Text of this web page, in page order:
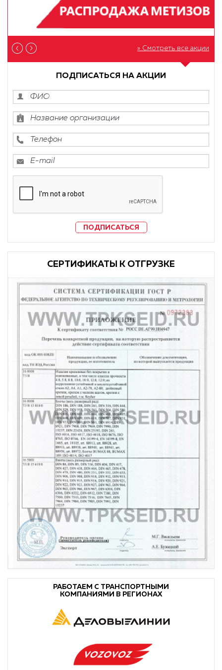
» Смотреть все акции
ПОДПИСАТЬСЯ НА АКЦИИ
ПОДПИСАТЬСЯ
CЕРТИФИКАТЫ К ОТГРУЗКЕ
РАБОТАЕМ С ТРАНСПОРТНЫМИ
КОМПАНИЯМИ В РЕГИОНАХ